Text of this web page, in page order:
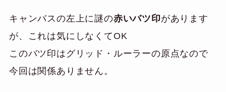
キャンバスの左上に謎の赤いバツ印があります
が、これは気にしなくてOK
このバツ印はグリッド・ルーラーの原点なので
今回は関係ありません。